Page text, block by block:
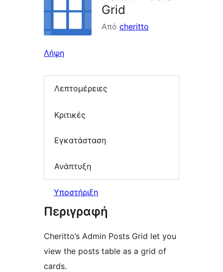
Grid
Από cheritto
Λήψη
Λεπτομέρειες
Κριτικές
Εγκατάσταση
Ανάπτυξη
Υποστήριξη
Περιγραφή
Cheritto’s Admin Posts Grid let you
view the posts table as a grid of
cards.